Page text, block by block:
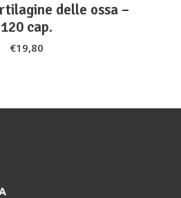
delle ossa –
120 cap.
€19,80